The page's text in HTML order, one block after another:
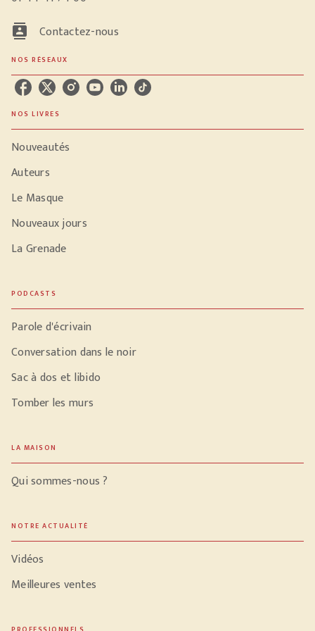
contacts Contactez-nous
NOS RÉSEAUX
NOS LIVRES
Nouveautés
Auteurs
Le Masque
Nouveaux jours
La Grenade
PODCASTS
Parole d'écrivain
Conversation dans le noir
Sac à dos et libido
Tomber les murs
LA MAISON
Qui sommes-nous ?
NOTRE ACTUALITÉ
Vidéos
Meilleures ventes